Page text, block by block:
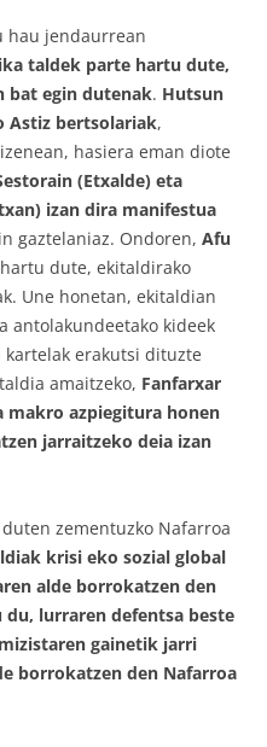
hau jendaurrean
taldek parte hartu dute,
bat egin dutenak. Hutsun
Astiz bertsolariak,
izenean, hasiera eman diote
(Etxalde) eta
izan dira manifestua
gaztelaniaz. Ondoren, Afu
dute, ekitaldirako
Une honetan, ekitaldian
antolakundeetako kideek
kartelak erakutsi dituzte
amaitzeko, Fanfarxar
makro azpiegitura honen
jarraitzeko deia izan
zementuzko Nafarroa
krisi eko sozial global
alde borrokatzen den
lurraren defentsa beste
gainetik jarri
borrokatzen den Nafarroa